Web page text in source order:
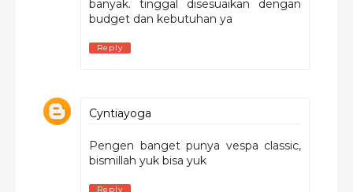
banyak. tinggal disesuaikan dengan
budget dan kebutuhan ya
Reply
Cyntiayoga
Pengen banget punya vespa classic,
bismillah yuk bisa yuk
Reply